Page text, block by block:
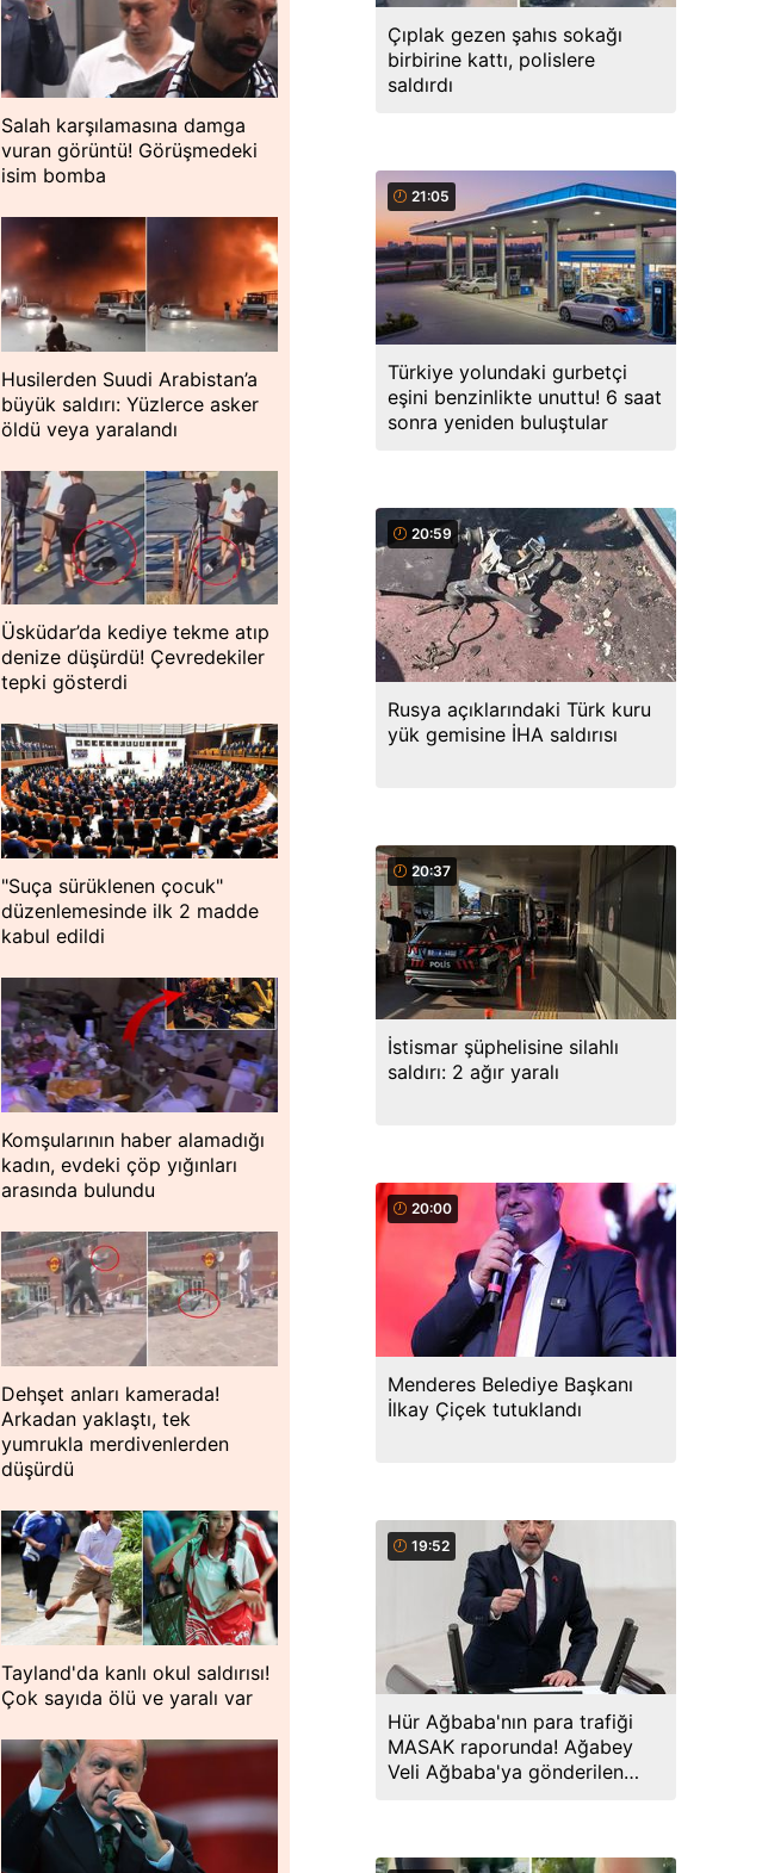
Salah karşılamasına damga
vuran görüntü! Görüşmedeki
isim bomba
Husilerden Suudi Arabistan’a
büyük saldırı: Yüzlerce asker
öldü veya yaralandı
Üsküdar’da kediye tekme atıp
denize düşürdü! Çevredekiler
tepki gösterdi
"Suça sürüklenen çocuk"
düzenlemesinde ilk 2 madde
kabul edildi
Komşularının haber alamadığı
kadın, evdeki çöp yığınları
arasında bulundu
Dehşet anları kamerada!
Arkadan yaklaştı, tek
yumrukla merdivenlerden
düşürdü
Tayland'da kanlı okul saldırısı!
Çok sayıda ölü ve yaralı var
Çıplak gezen şahıs sokağı
birbirine kattı, polislere
saldırdı
21:05
Türkiye yolundaki gurbetçi
eşini benzinlikte unuttu! 6 saat
sonra yeniden buluştular
20:59
Rusya açıklarındaki Türk kuru
yük gemisine İHA saldırısı
20:37
İstismar şüphelisine silahlı
saldırı: 2 ağır yaralı
20:00
Menderes Belediye Başkanı
İlkay Çiçek tutuklandı
19:52
Hür Ağbaba'nın para trafiği
MASAK raporunda! Ağabey
Veli Ağbaba'ya gönderilen